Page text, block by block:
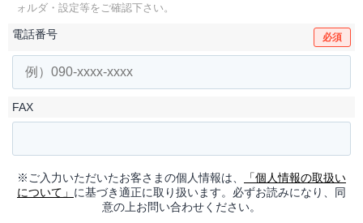
ォルダ・設定等をご確認下さい。
電話番号 必須
FAX
※ご入力いただいたお客さまの個人情報は、
「個人情報の取扱い
について」 に基づき適正に取り扱います。必ずお読みになり、同
意の上お問い合わせください。